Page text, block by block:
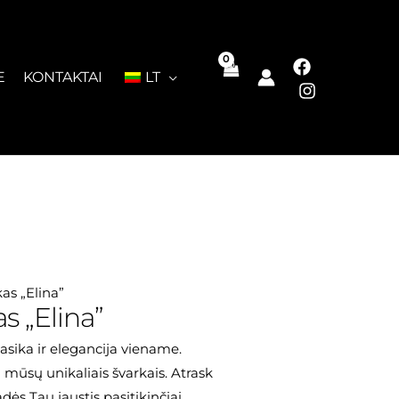
KONTAKTAI LT
„Elina”
„Elina”
ir elegancija viename.
unikaliais švarkais. Atrask